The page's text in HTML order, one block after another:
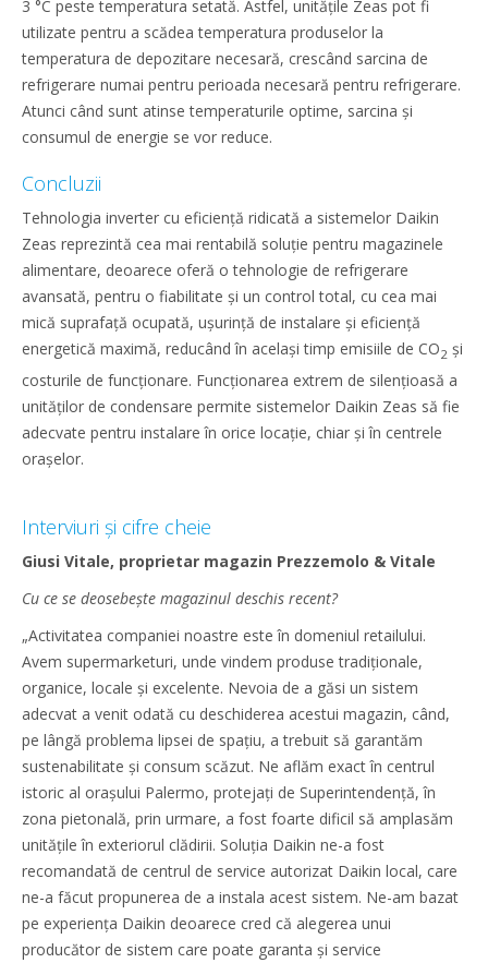
3 °C peste temperatura setată. Astfel, unitățile Zeas pot fi
utilizate pentru a scădea temperatura produselor la
temperatura de depozitare necesară, crescând sarcina de
refrigerare numai pentru perioada necesară pentru refrigerare.
Atunci când sunt atinse temperaturile optime, sarcina și
consumul de energie se vor reduce.
Concluzii
Tehnologia inverter cu eficiență ridicată a sistemelor Daikin
Zeas reprezintă cea mai rentabilă soluție pentru magazinele
alimentare, deoarece oferă o tehnologie de refrigerare
avansată, pentru o fiabilitate și un control total, cu cea mai
mică suprafață ocupată, ușurință de instalare și eficiență
energetică maximă, reducând în același timp emisiile de CO2 și
costurile de funcționare. Funcționarea extrem de silențioasă a
unităților de condensare permite sistemelor Daikin Zeas să fie
adecvate pentru instalare în orice locație, chiar și în centrele
orașelor.
Interviuri și cifre cheie
Giusi Vitale, proprietar magazin Prezzemolo & Vitale
Cu ce se deosebește magazinul deschis recent?
„Activitatea companiei noastre este în domeniul retailului.
Avem supermarketuri, unde vindem produse tradiționale,
organice, locale și excelente. Nevoia de a găsi un sistem
adecvat a venit odată cu deschiderea acestui magazin, când,
pe lângă problema lipsei de spațiu, a trebuit să garantăm
sustenabilitate și consum scăzut. Ne aflăm exact în centrul
istoric al orașului Palermo, protejați de Superintendență, în
zona pietonală, prin urmare, a fost foarte dificil să amplasăm
unitățile în exteriorul clădirii. Soluția Daikin ne-a fost
recomandată de centrul de service autorizat Daikin local, care
ne-a făcut propunerea de a instala acest sistem. Ne-am bazat
pe experiența Daikin deoarece cred că alegerea unui
producător de sistem care poate garanta și service